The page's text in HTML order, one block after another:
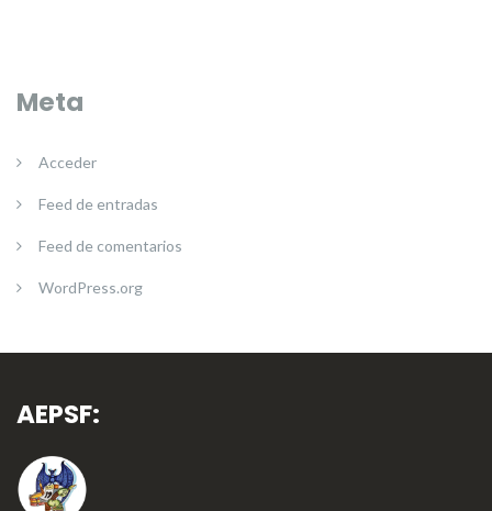
Meta
Acceder
Feed de entradas
Feed de comentarios
WordPress.org
AEPSF: